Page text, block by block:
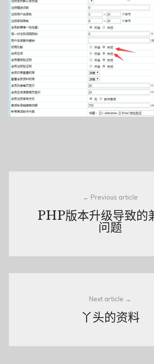
navigationPrevious article
PHP版本升级导致的
问题
Next article
丫头的资料